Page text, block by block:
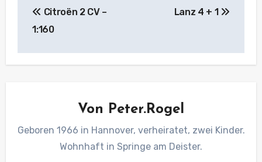
Citroën 2 CV –
1:160
Lanz 4 + 1
Von Peter.Rogel
Geboren 1966 in Hannover, verheiratet, zwei Kinder.
Wohnhaft in Springe am Deister.